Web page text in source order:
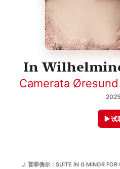
In
Camerata Øresund
2025
试